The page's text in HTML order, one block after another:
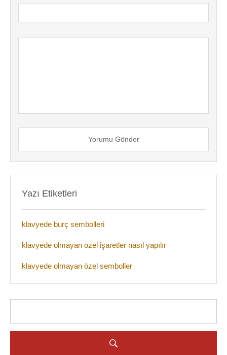
Yorumu Gönder
Yazı Etiketleri
klavyede burç sembolleri
klavyede olmayan özel işaretler nasıl yapılır
klavyede olmayan özel semboller